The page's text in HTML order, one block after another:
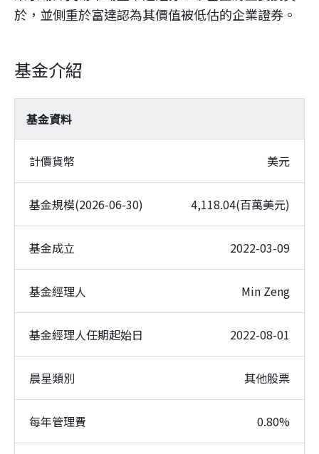
於，並側重於富達認為其價值被低估的企業證券。
基金介紹
基金資料
計價貨幣 美元
基金規模(2026-06-30) 4,118.04(百萬美元)
基金成立 2022-03-09
基金經理人 Min Zeng
基金經理人任期起始日 2022-08-01
晨星類別 其他股票
每年管理費 0.80%